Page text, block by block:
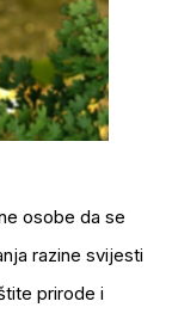
osobe da se
razine svijesti
prirode i